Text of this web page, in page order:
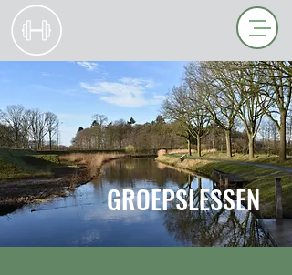
GROEPSLESSEN